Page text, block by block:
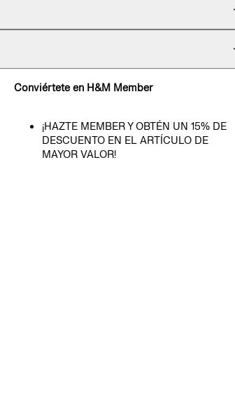
Conviértete en H&M Member
¡HAZTE MEMBER Y OBTÉN UN 15% DE
DESCUENTO EN EL ARTÍCULO DE
MAYOR VALOR!